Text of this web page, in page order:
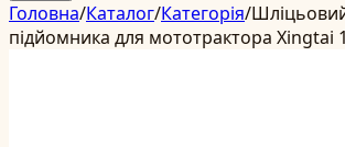
Головна/Каталог/Категорія/
підйомника для мототрактора Xingtai